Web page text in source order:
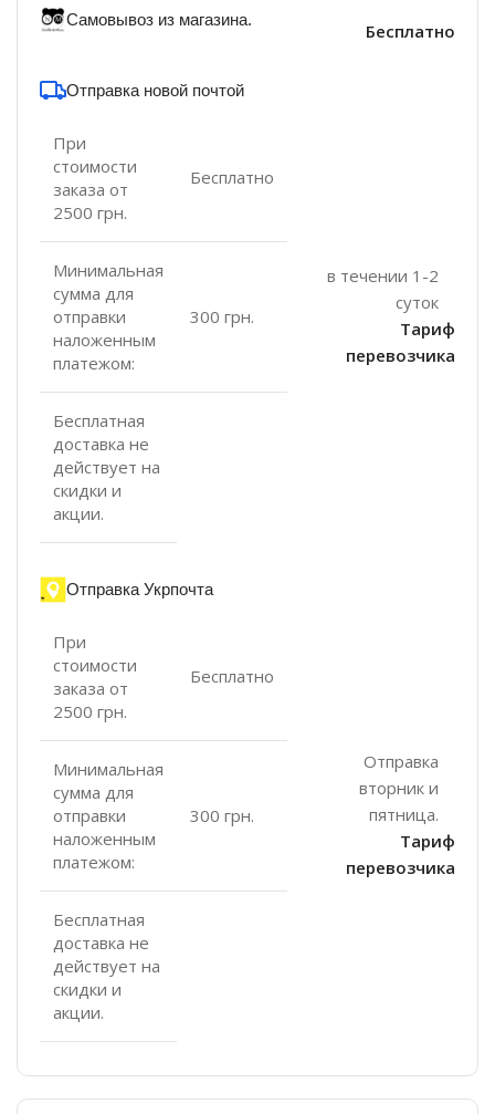
Самовывоз из магазина.
Бесплатно
Отправка новой почтой
При
стоимости
заказа от
2500 грн.
Бесплатно
Минимальная
сумма для
отправки
наложенным
платежом:
300 грн.
Бесплатная
доставка не
действует на
скидки и
акции.
в течении 1-2
суток
Тариф
перевозчика
Отправка Укрпочта
При
стоимости
заказа от
2500 грн.
Бесплатно
Минимальная
сумма для
отправки
наложенным
платежом:
300 грн.
Бесплатная
доставка не
действует на
скидки и
акции.
Отправка
вторник и
пятница.
Тариф
перевозчика